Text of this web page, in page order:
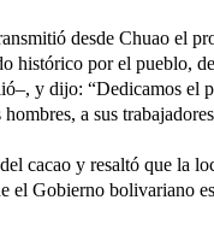
desde Chuao el
histórico por el pueblo,
y dijo: “Dedicamos el
a sus
cacao y resaltó que la
Gobierno bolivariano